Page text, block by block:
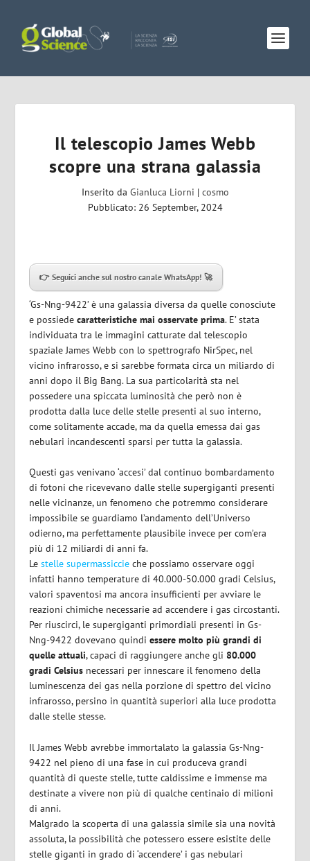
Il telescopio James Webb
scopre una strana galassia
Inserito da Gianluca Liorni | cosmo
Pubblicato: 26 September, 2024
👉 Seguici anche sul nostro canale WhatsApp! 🚀
‘Gs-Nng-9422’ è una galassia diversa da quelle conosciute
e possiedecaratteristiche mai osservate prima. E’ stata
individuata tra le immagini catturate dal telescopio
spaziale James Webb con lo spettrografo NirSpec, nel
vicino infrarosso, e si sarebbe formata circa un miliardo di
anni dopo il Big Bang. La sua particolarità sta nel
possedere una spiccata luminosità che però non è
prodotta dalla luce delle stelle presenti al suo interno,
come solitamente accade, ma da quella emessa dai gas
nebulari incandescenti sparsi per tutta la galassia.
Questi gas venivano ‘accesi’ dal continuo bombardamento
di fotoni che ricevevano dalle stelle supergiganti presenti
nelle vicinanze, un fenomeno che potremmo considerare
impossibile se guardiamo l’andamento dell’Universo
odierno, ma perfettamente plausibile invece per com’era
più di 12 miliardi di anni fa.
Lestelle supermassiccie che possiamo osservare oggi
infatti hanno temperature di 40.000-50.000 gradi Celsius,
valori spaventosi ma ancora insufficienti per avviare le
reazioni chimiche necessarie ad accendere i gas circostanti.
Per riuscirci, le supergiganti primordiali presenti in Gs-
Nng-9422 dovevano quindiessere molto più grandi di
quelle attuali, capaci di raggiungere anche gli 80.000
gradi Celsius necessari per innescare il fenomeno della
luminescenza dei gas nella porzione di spettro del vicino
infrarosso, persino in quantità superiori alla luce prodotta
dalle stelle stesse.
Il James Webb avrebbe immortalato la galassia Gs-Nng-
9422 nel pieno di una fase in cui produceva grandi
quantità di queste stelle, tutte caldissime e immense ma
destinate a vivere non più di qualche centinaio di milioni
di anni.
Malgrado la scoperta di una galassia simile sia una novità
assoluta, la possibilità che potessero essere esistite delle
stelle giganti in grado di ‘accendere’ i gas nebulari